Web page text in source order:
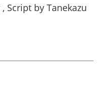
Script by Tanekazu